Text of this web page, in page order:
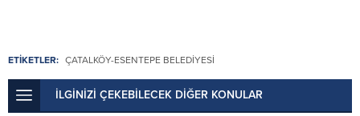
ETİKETLER: ÇATALKÖY-ESENTEPE BELEDIYESI
İLGİNİZİ ÇEKEBİLECEK DİĞER KONULAR